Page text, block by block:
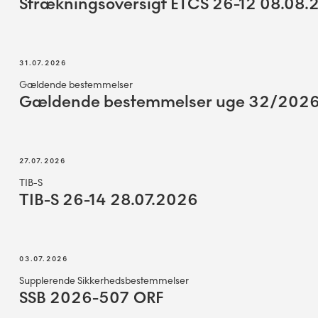
Strækningsoversigt ETCS 26-12
31.07.2026
Gældende bestemmelser
Gældende bestemmelser uge 32/
27.07.2026
TIB-S
TIB-S 26-14 28.07.2026
03.07.2026
Supplerende Sikkerhedsbestemmelser
SSB 2026-507 ORF